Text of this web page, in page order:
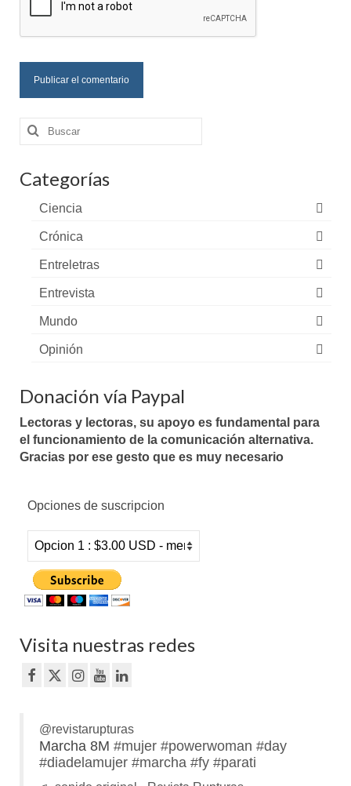
Buscar
por:
Categorías
Ciencia
Crónica
Entreletras
Entrevista
Mundo
Opinión
Donación vía Paypal
Lectoras y lectoras, su apoyo es fundamental para
el funcionamiento de la comunicación alternativa.
Gracias por ese gesto que es muy necesario
Opciones de suscripcion
Visita nuestras redes
@revistarupturas
Marcha 8M #mujer #powerwoman #day
#diadelamujer #marcha #fy #parati